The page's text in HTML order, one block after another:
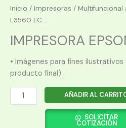
Inicio / Impresoras / Multifuncional
L3560 EC...
IMPRESORA
• Imágenes para fines
producto final).
IMPRESORA
EPSON
AÑADIR AL
SOLICITAR
COTIZACIÓN